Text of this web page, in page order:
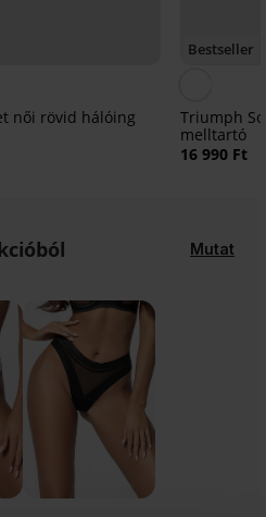
női rövid hálóing
Bestseller
Triumph
melltartó
16 990 Ft
Mutat